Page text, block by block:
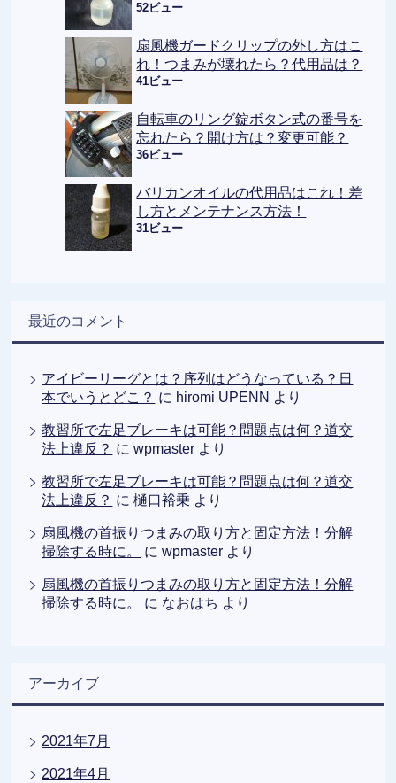
52ビュー
扇風機ガードクリップの外し方はこ
れ！つまみが壊れたら？代用品は？
41ビュー
自転車のリング錠ボタン式の番号を
忘れたら？開け方は？変更可能？
36ビュー
バリカンオイルの代用品はこれ！差
し方とメンテナンス方法！
31ビュー
最近のコメント
アイビーリーグとは？序列はどうなっている？日
本でいうとどこ？ に hiromi UPENN より
教習所で左足ブレーキは可能？問題点は何？道交
法上違反？ にwpmaster より
教習所で左足ブレーキは可能？問題点は何？道交
法上違反？ に樋口裕乗 より
扇風機の首振りつまみの取り方と固定方法！分解
掃除する時に。
にwpmaster より
扇風機の首振りつまみの取り方と固定方法！分解
掃除する時に。
に なおはち より
アーカイブ
2021年7月
2021年4月